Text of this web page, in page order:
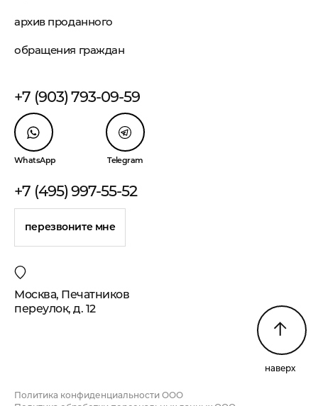
архив проданного
обращения граждан
+7 (903) 793-09-59
WhatsApp Telegram
+7 (495) 997-55-52
перезвоните мне
Москва, Печатников
переулок, д. 12
наверх
Политика конфиденциальности ООО